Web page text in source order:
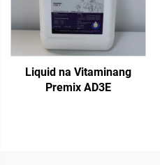
Liquid na Vitaminang
Premix AD3E